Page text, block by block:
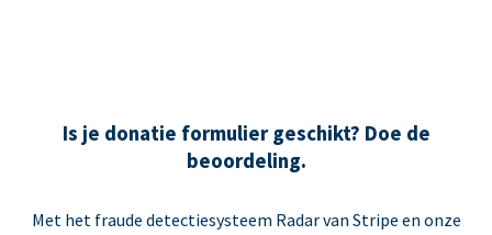
Is je donatie formulier geschikt? Doe de
beoordeling.
Met het fraude detectiesysteem Radar van Stripe en onze